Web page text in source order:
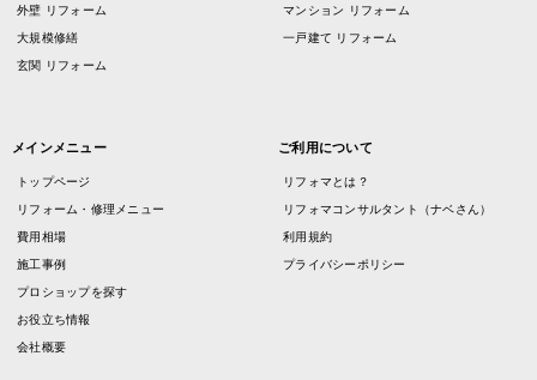
外壁 リフォーム
大規模修繕
玄関 リフォーム
マンション リフォーム
一戸建て リフォーム
メインメニュー
トップページ
リフォーム・修理メニュー
費用相場
施工事例
プロショップを探す
お役立ち情報
会社概要
ご利用について
リフォマとは？
リフォマコンサルタント（ナベさん）
利用規約
プライバシーポリシー